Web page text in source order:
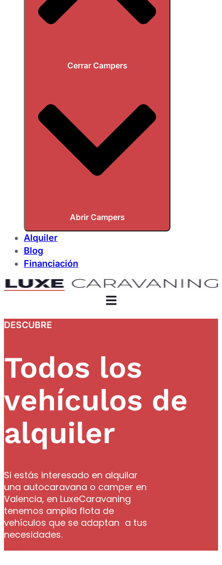
Cerrar Campers
Abrir Campers
Alquiler
Blog
Financiación
DESCUBRE
Todos los
vehículos de
alquiler
Si estás interesado en alquilar
una autocaravana o camper en
Valencia, en LuxeCaravaning
tenemos amplia flota de
vehículos que se adaptan a tus
necesidades.